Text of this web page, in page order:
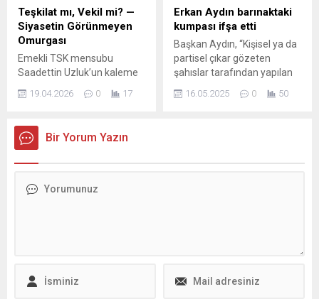
eğlenceli bir dille aktardı.
Çocuklara küçük yaşlarda
farklı meslekleri tanıtarak
onların gelecekte daha
bilinçli seçimler yapmasını
amaçlayan Osmangazi
Belediyesi,...
normallerinin üzerinde
seyreden sıcaklıklar hafta
sonu itibarıyla düşüşe
geçecek. Özellikle cumartesi
ve pazar...
Teşkilat mı, Vekil mi? —
Siyasetin Görünmeyen
Omurgası
Emekli TSK mensubu
Saadettin Uzluk’un kaleme
aldığı değerlendirme,
Türkiye’de siyasi partilerin
en kritik unsura dikkat
çekiyor: teşkilatlar. Uzluk’a
ibaret değil; asıl belirleyici
19.04.2026 0 17
Erkan Aydın barınaktaki
kumpası ifşa etti
Başkan Aydın, “Kişisel ya da
partisel çıkar gözeten
şahıslar tarafından yapılan
kasıtlı bir olay” Osmangazi
Belediye Başkanı Erkan
16.05.2025 0 50
Bir Yorum Yazın